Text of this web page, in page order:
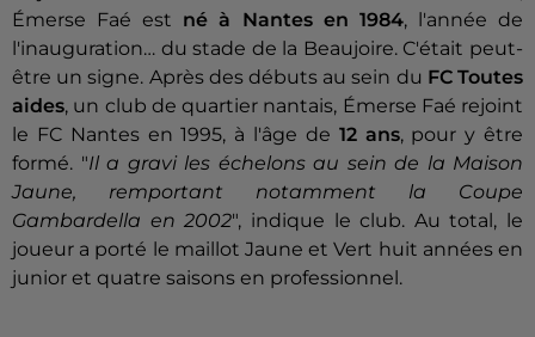
Émerse Faé est né à Nantes en 1984, l'année de
l'inauguration… du stade de la Beaujoire. C'était peut-
être un signe. Après des débuts au sein du FC Toutes
aides, un club de quartier nantais, Émerse Faé rejoint
le FC Nantes en 1995, à l'âge de 12 ans, pour y être
formé. "Il a gravi les échelons au sein de la Maison
Jaune, remportant notamment la Coupe
Gambardella en 2002", indique le club. Au total, le
joueur a porté le maillot Jaune et Vert huit années en
junior et quatre saisons en professionnel.